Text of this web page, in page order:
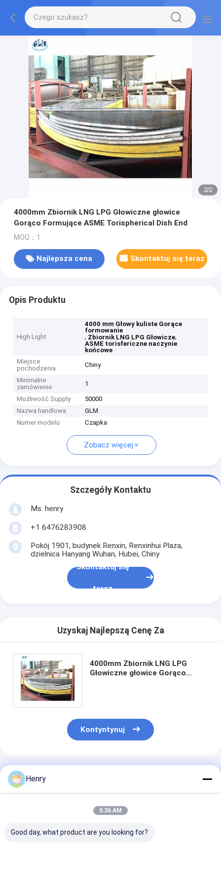
2/2
4000mm Zbiornik LNG LPG Głowiczne głowice
Gorąco Formujące ASME Torispherical Dish End
MOQ：1
Najlepsza cena Skontaktuj się teraz
Opis Produktu
High Light
4000 mm Głowy kuliste Gorące
formowanie
, Zbiornik LNG LPG Głowicze,
ASME torisfericzne naczynie
końcowe
Miejsce
pochodzenia
Chiny
Minimalne
zamówienie
1
Możliwość Supply
50000
Nazwa handlowa
GLM
Numer modelu
Czapka
Zobacz więcej
Szczegóły Kontaktu
Ms. henry
+1 6476283908
Pokój 1901, budynek Renxin, Renxinhui Plaza,
dzielnica Hanyang Wuhan, Hubei, Chiny
Skontaktuj się
teraz
Uzyskaj Najlepszą Cenę Za
4000mm Zbiornik LNG LPG
Głowiczne głowice Gorąco
Kontyntynuj
Polecane Produkty
Henry
5:36 AM
Good day, what product are you looking for?